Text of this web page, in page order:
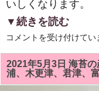
が
放
送
さ
れ
ま
す
は
いしくなります。
▼続きを読む
5
の
「房
総
太
巻
コメントを受け付けてい
2021年5月3日 海苔
浦、木更津、君津、